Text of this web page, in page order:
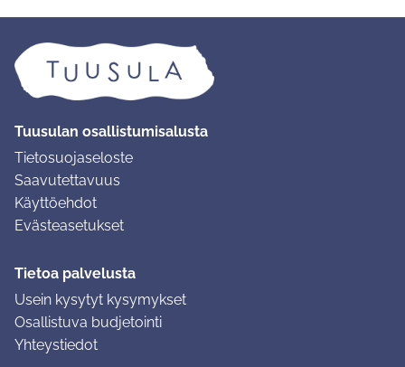
Tuusulan osallistumisalusta
Tietosuojaseloste
Saavutettavuus
Käyttöehdot
Evästeasetukset
Tietoa palvelusta
Usein kysytyt kysymykset
Osallistuva budjetointi
Yhteystiedot